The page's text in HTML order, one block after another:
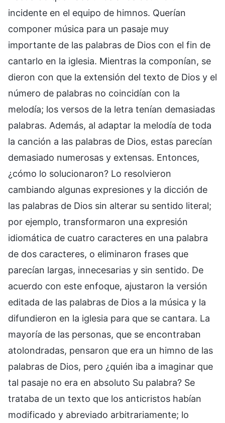
incidente en el equipo de himnos. Querían
componer música para un pasaje muy
importante de las palabras de Dios con el fin de
cantarlo en la iglesia. Mientras la componían, se
dieron con que la extensión del texto de Dios y el
número de palabras no coincidían con la
melodía; los versos de la letra tenían demasiadas
palabras. Además, al adaptar la melodía de toda
la canción a las palabras de Dios, estas parecían
demasiado numerosas y extensas. Entonces,
¿cómo lo solucionaron? Lo resolvieron
cambiando algunas expresiones y la dicción de
las palabras de Dios sin alterar su sentido literal;
por ejemplo, transformaron una expresión
idiomática de cuatro caracteres en una palabra
de dos caracteres, o eliminaron frases que
parecían largas, innecesarias y sin sentido. De
acuerdo con este enfoque, ajustaron la versión
editada de las palabras de Dios a la música y la
difundieron en la iglesia para que se cantara. La
mayoría de las personas, que se encontraban
atolondradas, pensaron que era un himno de las
palabras de Dios, pero ¿quién iba a imaginar que
tal pasaje no era en absoluto Su palabra? Se
trataba de un texto que los anticristos habían
modificado y abreviado arbitrariamente; lo